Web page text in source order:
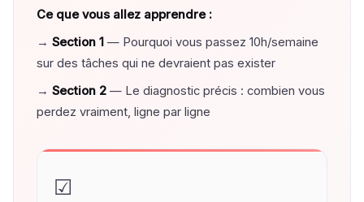
Ce que vous allez apprendre :
→ Section 1 — Pourquoi vous passez 10h/semaine
sur des tâches qui ne devraient pas exister
→ Section 2 — Le diagnostic précis : combien vous
perdez vraiment, ligne par ligne
☑